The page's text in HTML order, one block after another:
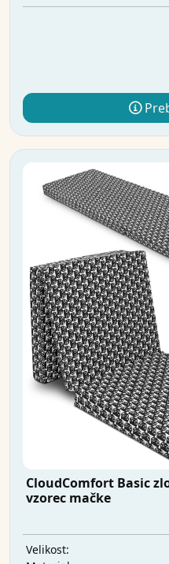
CloudComfort Basic
vzorec mačke
Velikost: